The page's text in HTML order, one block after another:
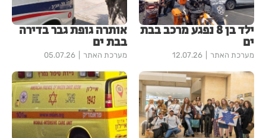
ילד בן 8 נפגע מרכב בבת
ים
מערכת האתר 12.07.26
אותרה גופת גבר בדירה
בבת ים
מערכת האתר 05.07.26